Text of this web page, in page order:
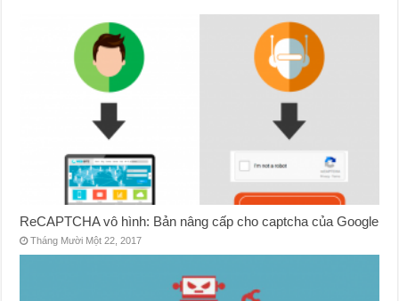
ReCAPTCHA vô hình: Bản nâng cấp cho captcha của Google
Tháng Mười Một 22, 2017